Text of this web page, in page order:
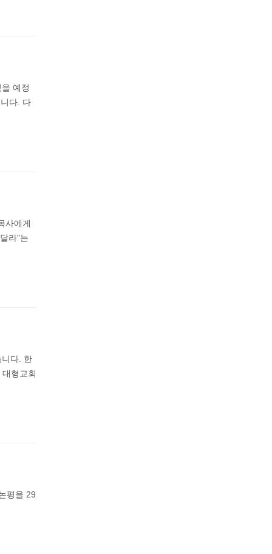
예정
다. 다
사에게
라"는
다. 한
형교회
평을 29